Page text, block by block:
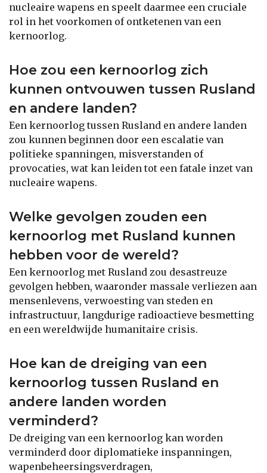
nucleaire wapens en speelt daarmee een cruciale
rol in het voorkomen of ontketenen van een
kernoorlog.
Hoe zou een kernoorlog zich
kunnen ontvouwen tussen Rusland
en andere landen?
Een kernoorlog tussen Rusland en andere landen
zou kunnen beginnen door een escalatie van
politieke spanningen, misverstanden of
provocaties, wat kan leiden tot een fatale inzet van
nucleaire wapens.
Welke gevolgen zouden een
kernoorlog met Rusland kunnen
hebben voor de wereld?
Een kernoorlog met Rusland zou desastreuze
gevolgen hebben, waaronder massale verliezen aan
mensenlevens, verwoesting van steden en
infrastructuur, langdurige radioactieve besmetting
en een wereldwijde humanitaire crisis.
Hoe kan de dreiging van een
kernoorlog tussen Rusland en
andere landen worden
verminderd?
De dreiging van een kernoorlog kan worden
verminderd door diplomatieke inspanningen,
wapenbeheersingsverdragen,